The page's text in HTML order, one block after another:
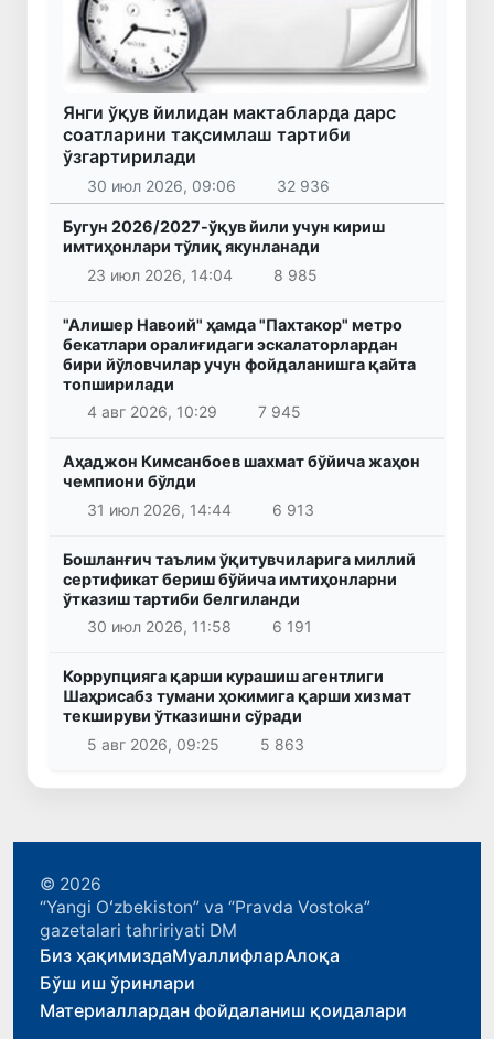
Янги ўқув йилидан мактабларда дарс
соатларини тақсимлаш тартиби
ўзгартирилади
30 июл 2026, 09:06 32 936
Бугун 2026/2027-ўқув йили учун кириш
имтиҳонлари тўлиқ якунланади
23 июл 2026, 14:04
8 985
"Алишер Навоий" ҳамда "Пахтакор" метро
бекатлари оралиғидаги эскалаторлардан
бири йўловчилар учун фойдаланишга қайта
топширилади
4 авг 2026, 10:29
7 945
Аҳаджон Кимсанбоев шахмат бўйича жаҳон
чемпиони бўлди
31 июл 2026, 14:44
6 913
Бошланғич таълим ўқитувчиларига миллий
сертификат бериш бўйича имтиҳонларни
ўтказиш тартиби белгиланди
30 июл 2026, 11:58
6 191
Коррупцияга қарши курашиш агентлиги
Шаҳрисабз тумани ҳокимига қарши хизмат
текшируви ўтказишни сўради
5 авг 2026, 09:25
5 863
© 2026
“Yangi Oʻzbekiston” va “Pravda Vostoka”
gazetalari tahririyati DM
Биз ҳақимиздаМуаллифларАлоқа
Бўш иш ўринлари
Материаллардан фойдаланиш қоидалари